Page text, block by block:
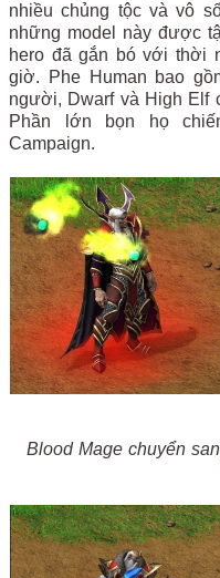
nhiều chủng tộc và vô
những model này được
hero đã gắn bó với thời
giờ. Phe Human bao
người, Dwarf và High Elf
Phần lớn bọn họ
Campaign.
Blood Mage chuyển